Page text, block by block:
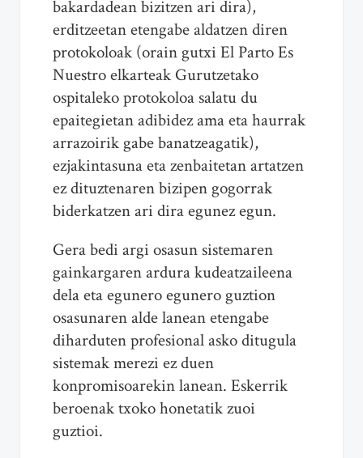
bakardadean bizitzen ari dira),
erditzeetan etengabe aldatzen diren
protokoloak (orain gutxi El Parto Es
Nuestro elkarteak Gurutzetako
ospitaleko protokoloa salatu du
epaitegietan adibidez ama eta haurrak
arrazoirik gabe banatzeagatik),
ezjakintasuna eta zenbaitetan artatzen
ez dituztenaren bizipen gogorrak
biderkatzen ari dira egunez egun.
Gera bedi argi osasun sistemaren
gainkargaren ardura kudeatzaileena
dela eta egunero egunero guztion
osasunaren alde lanean etengabe
diharduten profesional asko ditugula
sistemak merezi ez duen
konpromisoarekin lanean. Eskerrik
beroenak txoko honetatik zuoi
guztioi.